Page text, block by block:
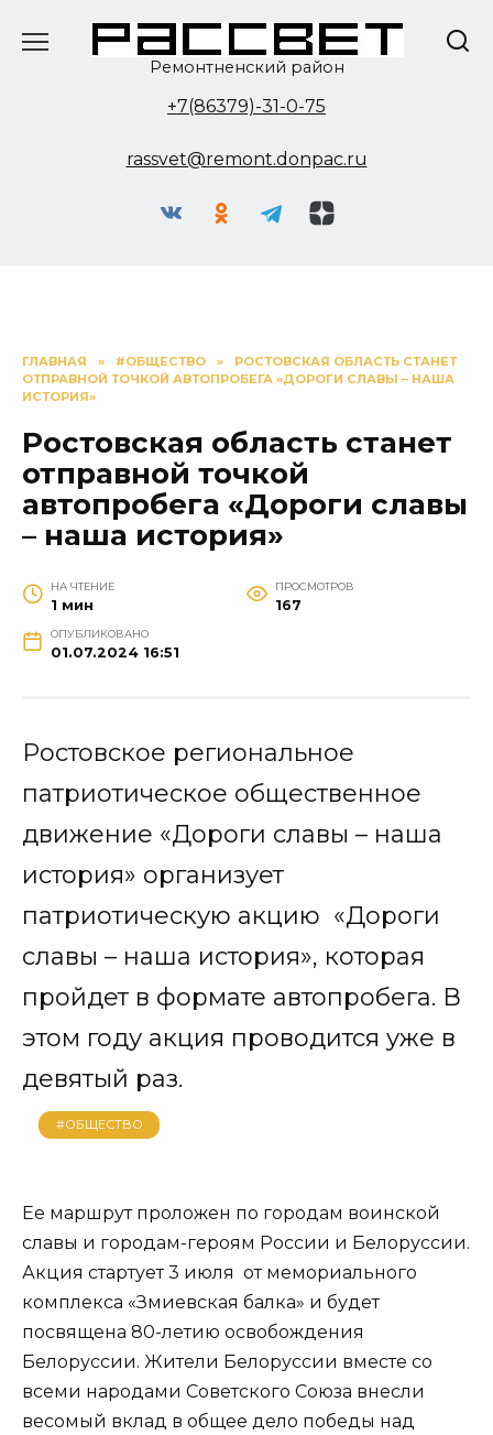
Ремонтненский район
+7(86379)-31-0-75
rassvet@remont.donpac.ru
ГЛАВНАЯ » #ОБЩЕСТВО »
РОСТОВСКАЯ ОБЛАСТЬ СТАНЕТ
ОТПРАВНОЙ ТОЧКОЙ АВТОПРОБЕГА «ДОРОГИ СЛАВЫ – НАША
ИСТОРИЯ»
Ростовская область станет
отправной точкой
автопробега «Дороги славы
– наша история»
НА ЧТЕНИЕ
1 мин
ПРОСМОТРОВ
167
ОПУБЛИКОВАНО
01.07.2024 16:51
Ростовское региональное
патриотическое общественное
движение «Дороги славы – наша
история» организует
патриотическую акцию «Дороги
славы – наша история», которая
пройдет в формате автопробега. В
этом году акция проводится уже в
девятый раз.
#ОБЩЕСТВО
Ее маршрут проложен по городам воинской
славы и городам-героям России и Белоруссии.
Акция стартует 3 июля от мемориального
комплекса «Змиевская балка» и будет
посвящена 80-летию освобождения
Белоруссии. Жители Белоруссии вместе со
всеми народами Советского Союза внесли
весомый вклад в общее дело победы над